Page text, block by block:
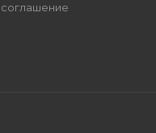
соглашение